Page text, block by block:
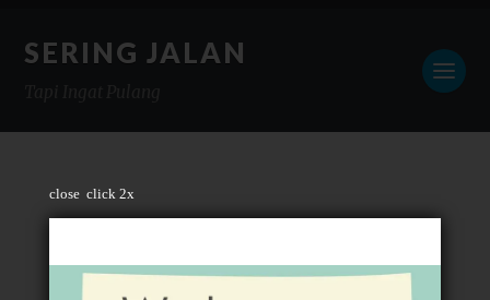
close click 2x
SERING JALAN